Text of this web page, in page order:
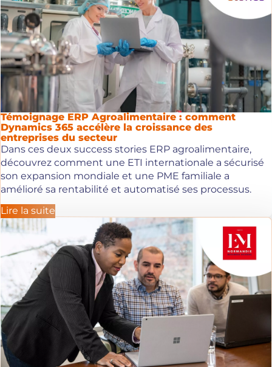
Témoignage ERP Agroalimentaire : comment
Dynamics 365 accélère la croissance des
entreprises du secteur
Dans ces deux success stories ERP agroalimentaire,
découvrez comment une ETI internationale a sécurisé
son expansion mondiale et une PME familiale a
amélioré sa rentabilité et automatisé ses processus.
Lire la suite
Axeptio consent